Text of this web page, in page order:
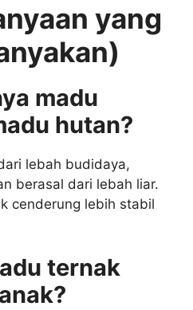
yang
madu
hutan?
lebah budidaya,
berasal dari lebah liar.
cenderung lebih stabil
ternak